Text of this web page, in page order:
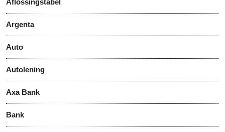
Aflossingstabel
Argenta
Auto
Autolening
Axa Bank
Bank